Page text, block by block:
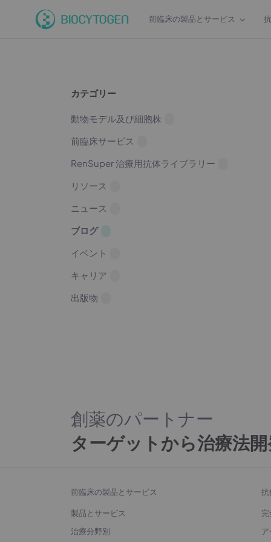
前臨床の製品とサービス
カテゴリー
動物モデル及び細胞株
前臨床サービス
RenSuper 治療用抗体ライブラリー
リソース
ニュース
ブログ
イベント
キャリア
出版物
創薬のパートナー
ターゲットから治療法
前臨床の製品とサービス
製品とサービス
治療分野別